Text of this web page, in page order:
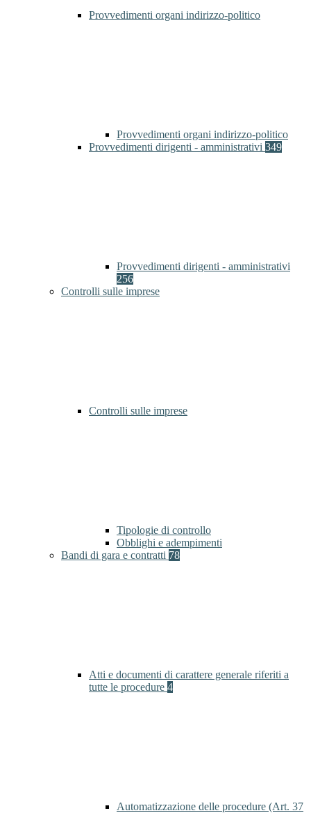
Provvedimenti organi indirizzo-politico
Provvedimenti organi indirizzo-politico
Provvedimenti dirigenti - amministrativi 349
Provvedimenti dirigenti - amministrativi
256
Controlli sulle imprese
Controlli sulle imprese
Tipologie di controllo
Obblighi e adempimenti
Bandi di gara e contratti 78
Atti e documenti di carattere generale riferiti a
tutte le procedure 4
Automatizzazione delle procedure (Art. 37